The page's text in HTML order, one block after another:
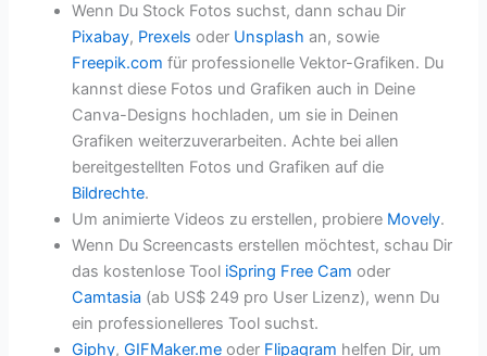
Wenn Du Stock Fotos suchst, dann schau Dir
Pixabay, Prexels oder Unsplash an, sowie
Freepik.com für professionelle Vektor-Grafiken. Du
kannst diese Fotos und Grafiken auch in Deine
Canva-Designs hochladen, um sie in Deinen
Grafiken weiterzuverarbeiten. Achte bei allen
bereitgestellten Fotos und Grafiken auf die
Bildrechte.
Um animierte Videos zu erstellen, probiere Movely.
Wenn Du Screencasts erstellen möchtest, schau Dir
das kostenlose Tool iSpring Free Cam oder
Camtasia (ab US$ 249 pro User Lizenz), wenn Du
ein professionelleres Tool suchst.
Giphy,GIFMaker.me oder Flipagram helfen Dir, um